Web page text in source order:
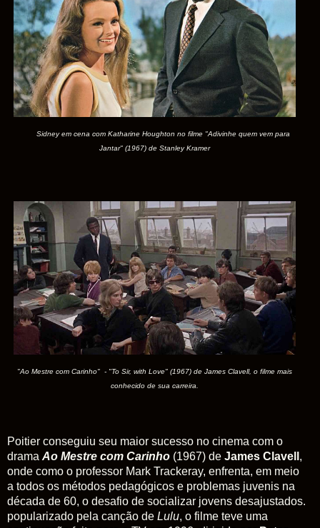
Sidney em cena com Katharine Houghton no filme "Adivinhe quem vem para
Jantar" (1967) de Stanley Kramer
"Ao Mestre com Carinho" - "To Sir, with Love" (1967) de James Clavell, o filme mais
conhecido de sua carreira.
Poitier conseguiu seu maior sucesso no cinema com o
drama Ao Mestre com Carinho (1967) de James Clavell ,
onde como o professor Mark Trackeray, enfrenta, em meio
a todos os métodos pedagógicos e problemas juvenis na
década de 60, o desafio de socializar jovens desajustados.
popularizado pela canção de Lulu, o filme teve uma